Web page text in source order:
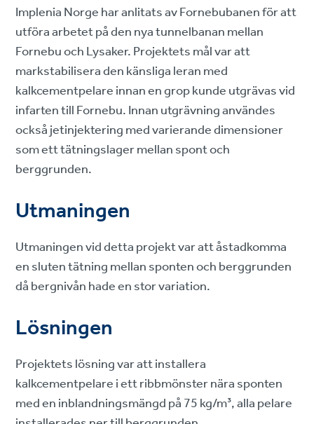
Implenia Norge har anlitats av Fornebubanen för att
utföra arbetet på den nya tunnelbanan mellan
Fornebu och Lysaker. Projektets mål var att
markstabilisera den känsliga leran med
kalkcementpelare innan en grop kunde utgrävas vid
infarten till Fornebu. Innan utgrävning användes
också jetinjektering med varierande dimensioner
som ett tätningslager mellan spont och
berggrunden.
Utmaningen
Utmaningen vid detta projekt var att åstadkomma
en sluten tätning mellan sponten och berggrunden
då bergnivån hade en stor variation.
Lösningen
Projektets lösning var att installera
kalkcementpelare i ett ribbmönster nära sponten
med en inblandningsmängd på 75 kg/m³, alla pelare